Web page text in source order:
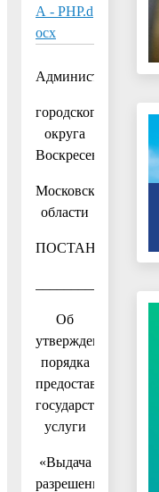
А - РНР.d
ocx
Администрация
городского
округа
Воскресенск
Московской
области
ПОСТАНОВЛЕНИЕ
Об
утверждении
порядка
предоставления
государственной
услуги
«Выдача
разрешения